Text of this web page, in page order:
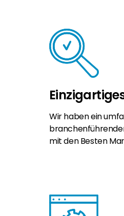
Wir haben ein
mit den Besten